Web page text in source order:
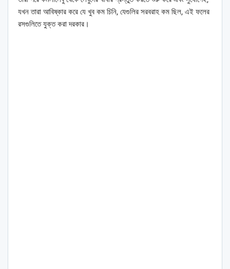
যখন তারা আবিষ্কার করে যে খুব কম চিনি, যেগুলির সরবরাহ কম ছিল, এই ফলের
রসগুলিতে যুক্ত করা দরকার।